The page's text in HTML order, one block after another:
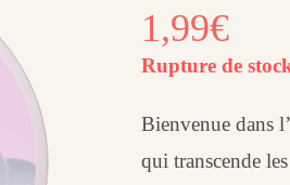
1,99€
Rupture de
Bienvenue dans
qui transcende